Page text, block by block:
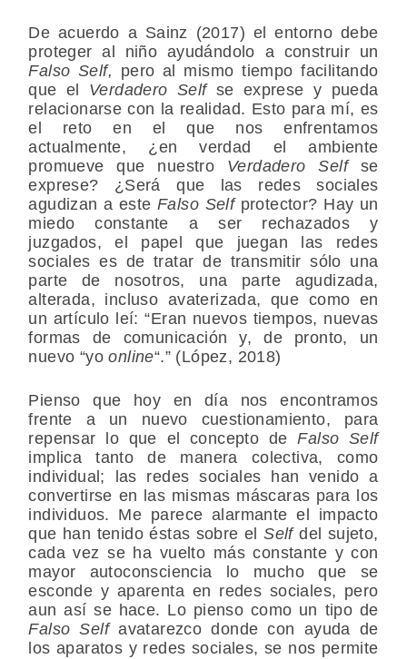
De acuerdo a Sainz (2017) el entorno debe
proteger al niño ayudándolo a construir un
Falso Self, pero al mismo tiempo facilitando
que el Verdadero Selfse exprese y pueda
relacionarse con la realidad. Esto para mí, es
el reto en el que nos enfrentamos
actualmente, ¿en verdad el ambiente
promueve que nuestro Verdadero Selfse
exprese? ¿Será que las redes sociales
agudizan a esteFalso Selfprotector? Hay un
miedo constante a ser rechazados y
juzgados, el papel que juegan las redes
sociales es de tratar de transmitir sólo una
parte de nosotros, una parte agudizada,
alterada, incluso avaterizada, que como en
un artículo leí: “Eran nuevos tiempos, nuevas
formas de comunicación y, de pronto, un
nuevo “yoonline“.” (López, 2018)
Pienso que hoy en día nos encontramos
frente a un nuevo cuestionamiento, para
repensar lo que el concepto deFalso Self
implica tanto de manera colectiva, como
individual; las redes sociales han venido a
convertirse en las mismas máscaras para los
individuos. Me parece alarmante el impacto
que han tenido éstas sobre elSelfdel sujeto,
cada vez se ha vuelto más constante y con
mayor autoconsciencia lo mucho que se
esconde y aparenta en redes sociales, pero
aun así se hace. Lo pienso como un tipo de
Falso Selfavatarezco donde con ayuda de
los aparatos y redes sociales, se nos permite